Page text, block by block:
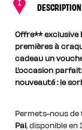
DESCRIPTION
Offre** exclusive
premières à
cadeau un
L'occasion
nouveauté : le
Permets-nous
Pal, disponible